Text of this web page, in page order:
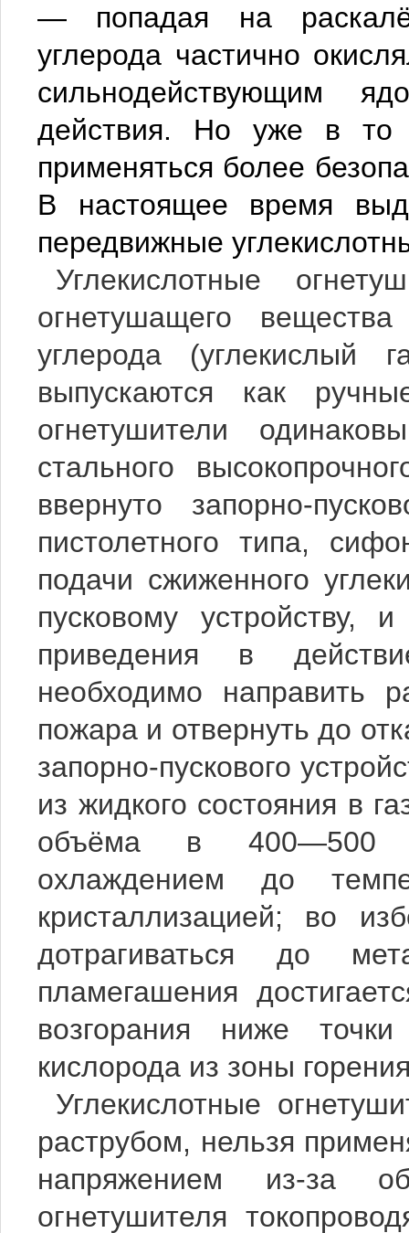
— попадая на
углерода частично
сильнодействующим
действия. Но уже в то
применяться более
В настоящее время
передвижные
Углекислотные
огнетушащего
углерода (углекислый
выпускаются как
огнетушители
стального
ввернуто запорно-
пистолетного типа,
подачи сжиженного
пусковому устройству,
приведения в
необходимо направить
пожара и отвернуть до
запорно-пускового
из жидкого состояния в
объёма в 400—500
охлаждением до
кристаллизацией; во
дотрагиваться до
пламегашения
возгорания ниже
кислорода из зоны
Углекислотные
раструбом, нельзя
напряжением из-за
огнетушителя